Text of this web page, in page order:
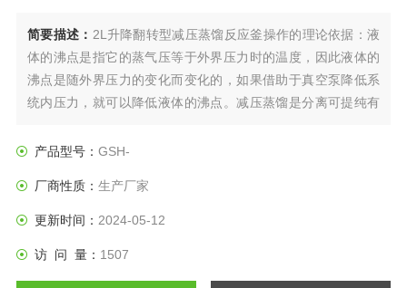
简要描述： 2L升降翻转型减压蒸馏反应釜操作的理论依据：液
体的沸点是指它的蒸气压等于外界压力时的温度，因此液体的
沸点是随外界压力的变化而变化的，如果借助于真空泵降低系
统内压力，就可以降低液体的沸点。减压蒸馏是分离可提纯有
产品型号： GSH-
厂商性质： 生产厂家
更新时间： 2024-05-12
访 问 量： 1507